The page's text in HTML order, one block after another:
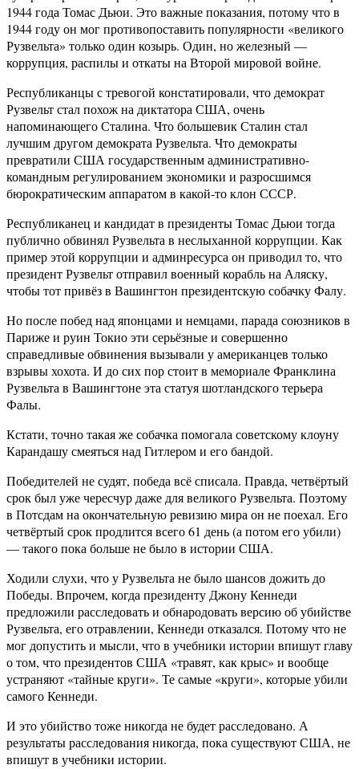
1944 года Томас Дьюи. Это важные показания, потому что в
1944 году он мог противопоставить популярности «великого
Рузвельта» только один козырь. Один, но железный —
коррупция, распилы и откаты на Второй мировой войне.
Республиканцы с тревогой констатировали, что демократ
Рузвельт стал похож на диктатора США, очень
напоминающего Сталина. Что большевик Сталин стал
лучшим другом демократа Рузвельта. Что демократы
превратили США государственным административно-
командным регулированием экономики и разросшимся
бюрократическим аппаратом в какой-то клон СССР.
Республиканец и кандидат в президенты Томас Дьюи тогда
публично обвинял Рузвельта в неслыханной коррупции. Как
пример этой коррупции и админресурса он приводил то, что
президент Рузвельт отправил военный корабль на Аляску,
чтобы тот привёз в Вашингтон президентскую собачку Фалу.
Но после побед над японцами и немцами, парада союзников в
Париже и руин Токио эти серьёзные и совершенно
справедливые обвинения вызывали у американцев только
взрывы хохота. И до сих пор стоит в мемориале Франклина
Рузвельта в Вашингтоне эта статуя шотландского терьера
Фалы.
Кстати, точно такая же собачка помогала советскому клоуну
Карандашу смеяться над Гитлером и его бандой.
Победителей не судят, победа всё списала. Правда, четвёртый
срок был уже чересчур даже для великого Рузвельта. Поэтому
в Потсдам на окончательную ревизию мира он не поехал. Его
четвёртый срок продлится всего 61 день (а потом его убили)
— такого пока больше не было в истории США.
Ходили слухи, что у Рузвельта не было шансов дожить до
Победы. Впрочем, когда президенту Джону Кеннеди
предложили расследовать и обнародовать версию об убийстве
Рузвельта, его отравлении, Кеннеди отказался. Потому что не
мог допустить и мысли, что в учебники истории впишут главу
о том, что президентов США «травят, как крыс» и вообще
устраняют «тайные круги». Те самые «круги», которые убили
самого Кеннеди.
И это убийство тоже никогда не будет расследовано. А
результаты расследования никогда, пока существуют США, не
впишут в учебники истории.